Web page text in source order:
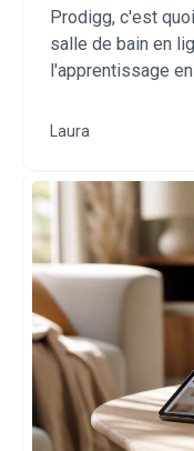
Prodigg, c'est
salle de bain en
l'apprentissage
Laura